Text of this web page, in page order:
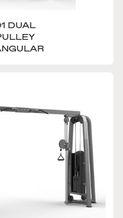
DUAL